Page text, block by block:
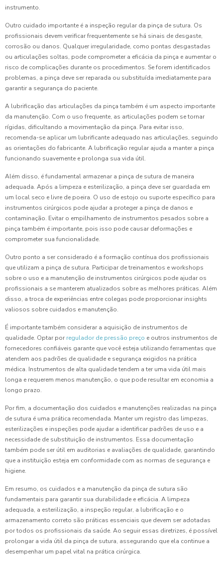
instrumento.
Outro cuidado importante é a inspeção regular da pinça de sutura. Os
profissionais devem verificar frequentemente se há sinais de desgaste,
corrosão ou danos. Qualquer irregularidade, como pontas desgastadas
ou articulações soltas, pode comprometer a eficácia da pinça e aumentar o
risco de complicações durante os procedimentos. Se forem identificados
problemas, a pinça deve ser reparada ou substituída imediatamente para
garantir a segurança do paciente.
A lubrificação das articulações da pinça também é um aspecto importante
da manutenção. Com o uso frequente, as articulações podem se tornar
rígidas, dificultando a movimentação da pinça. Para evitar isso,
recomenda-se aplicar um lubrificante adequado nas articulações, seguindo
as orientações do fabricante. A lubrificação regular ajuda a manter a pinça
funcionando suavemente e prolonga sua vida útil.
Além disso, é fundamental armazenar a pinça de sutura de maneira
adequada. Após a limpeza e esterilização, a pinça deve ser guardada em
um local seco e livre de poeira. O uso de estojo ou suporte específico para
instrumentos cirúrgicos pode ajudar a proteger a pinça de danos e
contaminação. Evitar o empilhamento de instrumentos pesados sobre a
pinça também é importante, pois isso pode causar deformações e
comprometer sua funcionalidade.
Outro ponto a ser considerado é a formação contínua dos profissionais
que utilizam a pinça de sutura. Participar de treinamentos e workshops
sobre o uso e a manutenção de instrumentos cirúrgicos pode ajudar os
profissionais a se manterem atualizados sobre as melhores práticas. Além
disso, a troca de experiências entre colegas pode proporcionar insights
valiosos sobre cuidados e manutenção.
É importante também considerar a aquisição de instrumentos de
qualidade. Optar por regulador de pressão preço e outros instrumentos de
fornecedores confiáveis garante que você esteja utilizando ferramentas que
atendem aos padrões de qualidade e segurança exigidos na prática
médica. Instrumentos de alta qualidade tendem a ter uma vida útil mais
longa e requerem menos manutenção, o que pode resultar em economia a
longo prazo.
Por fim, a documentação dos cuidados e manutenções realizadas na pinça
de sutura é uma prática recomendada. Manter um registro das limpezas,
esterilizações e inspeções pode ajudar a identificar padrões de uso e a
necessidade de substituição de instrumentos. Essa documentação
também pode ser útil em auditorias e avaliações de qualidade, garantindo
que a instituição esteja em conformidade com as normas de segurança e
higiene.
Em resumo, os cuidados e a manutenção da pinça de sutura são
fundamentais para garantir sua durabilidade e eficácia. A limpeza
adequada, a esterilização, a inspeção regular, a lubrificação e o
armazenamento correto são práticas essenciais que devem ser adotadas
por todos os profissionais da saúde. Ao seguir essas diretrizes, é possível
prolongar a vida útil da pinça de sutura, assegurando que ela continue a
desempenhar um papel vital na prática cirúrgica.